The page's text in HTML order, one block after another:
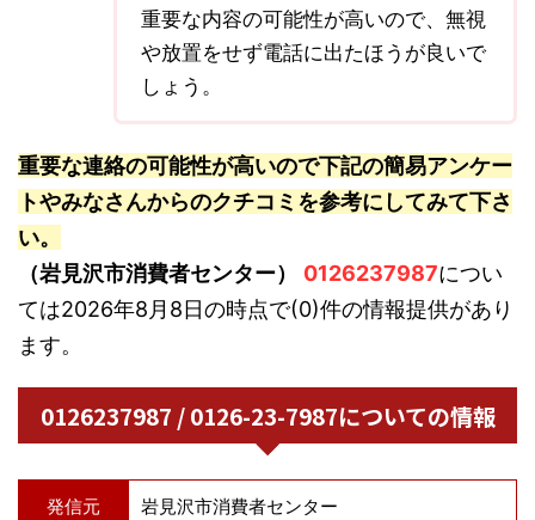
重要な内容の可能性が高いので、無視
や放置をせず電話に出たほうが良いで
しょう。
重要な連絡の可能性が高いので下記の簡易アンケー
トやみなさんからのクチコミを参考にしてみて下さ
い。
（岩見沢市消費者センター）
0126237987につい
ては2026年8月8日の時点で(0)件の情報提供があり
ます。
0126237987 / 0126-23-7987についての情報
発信元 岩見沢市消費者センター